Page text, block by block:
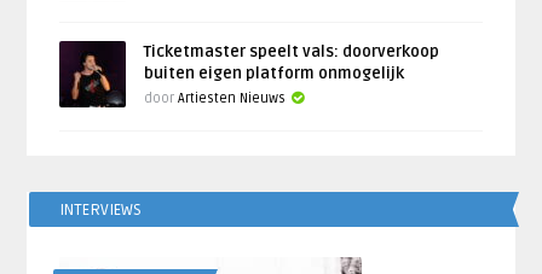
Ticketmaster speelt vals: doorverkoop
buiten eigen platform onmogelijk
doorArtiesten Nieuws
INTERVIEWS